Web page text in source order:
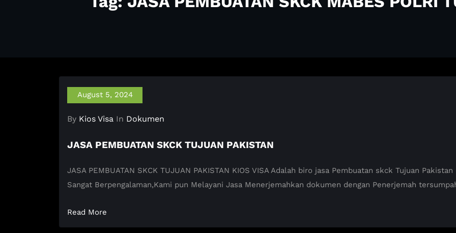
August 5, 2024
By Kios Visa In Dokumen
JASA PEMBUATAN SKCK TUJUAN PAKISTAN
JASA PEMBUATAN SKCK TUJUAN PAKISTAN KIOS VISA Adalah biro jasa Pembuatan skck Tujuan
Sangat Berpengalaman,Kami pun Melayani Jasa Menerjemahkan dokumen dengan Penerjemah
Read More